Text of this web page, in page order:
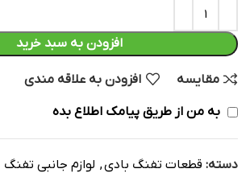
افزودن به سبد خرید
مقایسه افزودن به علاقه مندی
به من از طریق پیامک اطلاع بده
دسته: قطعات تفنگ بادی, لوازم جانبی تفنگ